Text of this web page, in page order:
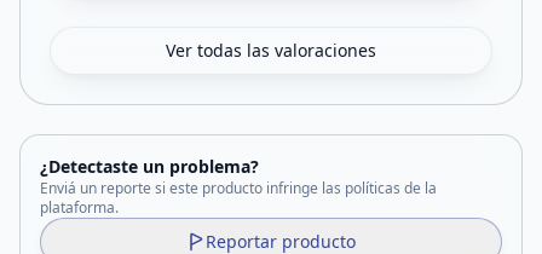
Ver todas las valoraciones
¿Detectaste un problema?
Enviá un reporte si este producto infringe las políticas de la
plataforma.
Reportar producto